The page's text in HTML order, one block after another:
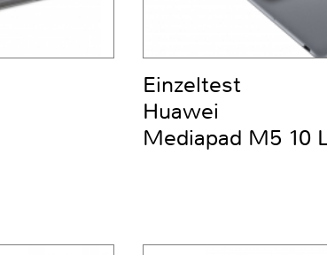
Einzeltest
Huawei
Mediapad M5 10